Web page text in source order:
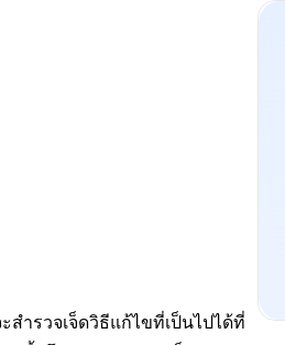
ำรวจเจ็ดวิธีแก้ไขที่เป็นไปได้ที่